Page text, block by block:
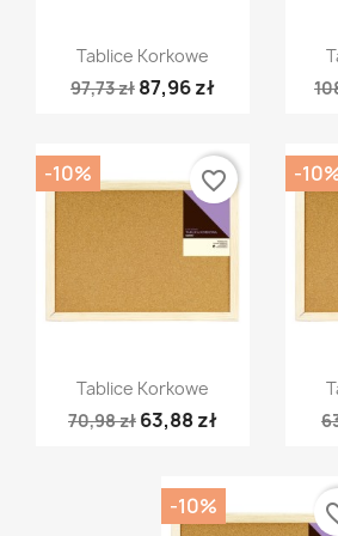
Szybki podgląd
Tablice Korkowe
97,73 zł 87,96 zł

Szybki podgląd
Tablice Korkowe
70,98 zł 63,88 zł
-10% favorite_border

-
-10%